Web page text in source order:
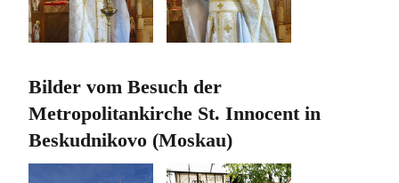
Bilder vom Besuch der
Metropolitankirche St. Innocent in
Beskudnikovo (Moskau)